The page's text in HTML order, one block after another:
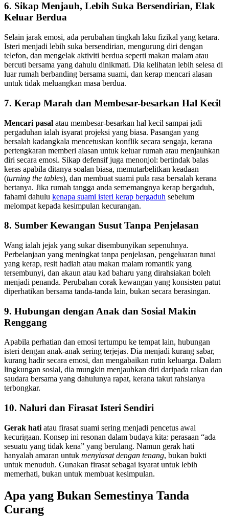
6. Sikap Menjauh, Lebih Suka Bersendirian, Elak
Keluar Berdua
Selain jarak emosi, ada perubahan tingkah laku fizikal yang ketara.
Isteri menjadi lebih suka bersendirian, mengurung diri dengan
telefon, dan mengelak aktiviti berdua seperti makan malam atau
bercuti bersama yang dahulu dinikmati. Dia kelihatan lebih selesa di
luar rumah berbanding bersama suami, dan kerap mencari alasan
untuk tidak meluangkan masa berdua.
7. Kerap Marah dan Membesar-besarkan Hal Kecil
Mencari pasal atau membesar-besarkan hal kecil sampai jadi
pergaduhan ialah isyarat projeksi yang biasa. Pasangan yang
bersalah kadangkala mencetuskan konflik secara sengaja, kerana
pertengkaran memberi alasan untuk keluar rumah atau menjauhkan
diri secara emosi. Sikap defensif juga menonjol: bertindak balas
keras apabila ditanya soalan biasa, memutarbelitkan keadaan
(turning the tables), dan membuat suami pula rasa bersalah kerana
bertanya. Jika rumah tangga anda sememangnya kerap bergaduh,
fahami dahulu kenapa suami isteri kerap bergaduh sebelum
melompat kepada kesimpulan kecurangan.
8. Sumber Kewangan Susut Tanpa Penjelasan
Wang ialah jejak yang sukar disembunyikan sepenuhnya.
Perbelanjaan yang meningkat tanpa penjelasan, pengeluaran tunai
yang kerap, resit hadiah atau makan malam romantik yang
tersembunyi, dan akaun atau kad baharu yang dirahsiakan boleh
menjadi penanda. Perubahan corak kewangan yang konsisten patut
diperhatikan bersama tanda-tanda lain, bukan secara berasingan.
9. Hubungan dengan Anak dan Sosial Makin
Renggang
Apabila perhatian dan emosi tertumpu ke tempat lain, hubungan
isteri dengan anak-anak sering terjejas. Dia menjadi kurang sabar,
kurang hadir secara emosi, dan mengabaikan rutin keluarga. Dalam
lingkungan sosial, dia mungkin menjauhkan diri daripada rakan dan
saudara bersama yang dahulunya rapat, kerana takut rahsianya
terbongkar.
10. Naluri dan Firasat Isteri Sendiri
Gerak hati atau firasat suami sering menjadi pencetus awal
kecurigaan. Konsep ini resonan dalam budaya kita: perasaan “ada
sesuatu yang tidak kena” yang berulang. Namun gerak hati
hanyalah amaran untuk menyiasat dengan tenang, bukan bukti
untuk menuduh. Gunakan firasat sebagai isyarat untuk lebih
memerhati, bukan untuk membuat kesimpulan.
Apa yang Bukan Semestinya Tanda
Curang